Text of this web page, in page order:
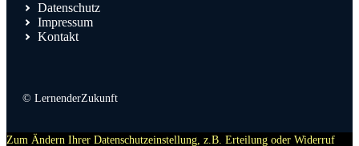
Datenschutz
Impressum
Kontakt
© LernenderZukunft
Zum Ändern Ihrer Datenschutzeinstellung, z.B. Erteilung oder Widerruf